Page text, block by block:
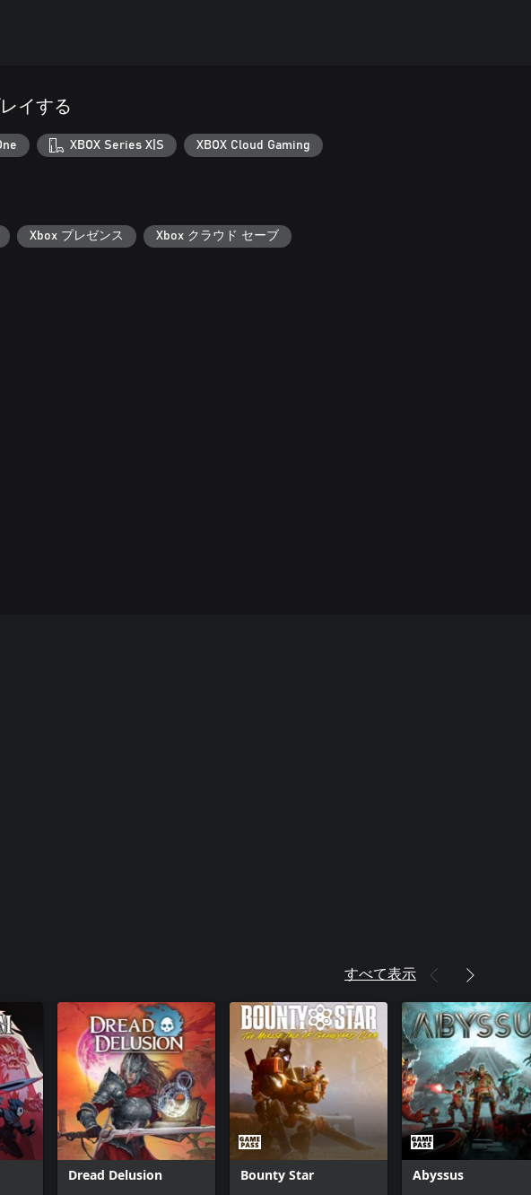
イする
XBOX Series X|S XBOX Cloud Gaming
Xbox プレゼンス Xbox クラウド セーブ
すべて表示
Dread Delusion Bounty Star Abyssus